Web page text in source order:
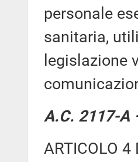
personale
sanitaria,
legislazione
A.C. 2117-A
ARTICOLO 4